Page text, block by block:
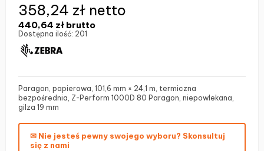
440,64 zł brutto
358,24 zł netto
Dostępna ilość: 201
Paragon, papierowa, 101,6 mm × 24,1 m, termiczna
bezpośrednia, Z-Perform 1000D 80 Paragon, niepowlekana,
gilza 19 mm
✉ Nie jesteś pewny swojego wyboru? Skonsultuj
się z nami